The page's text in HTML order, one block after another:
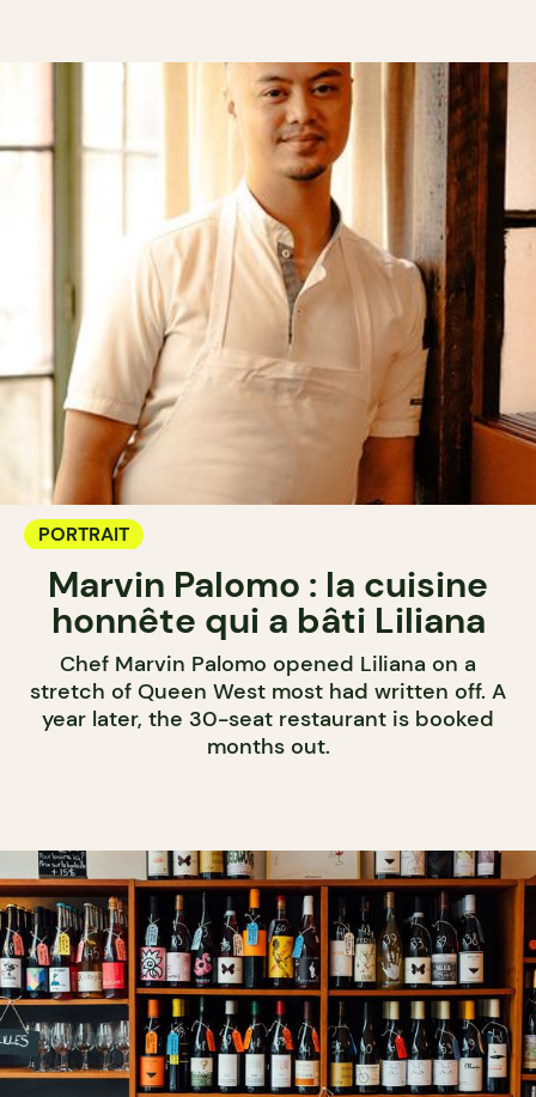
PORTRAIT
Marvin Palomo : la cuisine
honnête qui a bâti Liliana
Chef Marvin Palomo opened Liliana on a
stretch of Queen West most had written off. A
year later, the 30-seat restaurant is booked
months out.